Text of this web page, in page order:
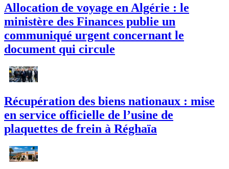
Allocation de voyage en Algérie : le
ministère des Finances publie un
communiqué urgent concernant le
document qui circule
Récupération des biens nationaux : mise
en service officielle de l’usine de
plaquettes de frein à Réghaïa